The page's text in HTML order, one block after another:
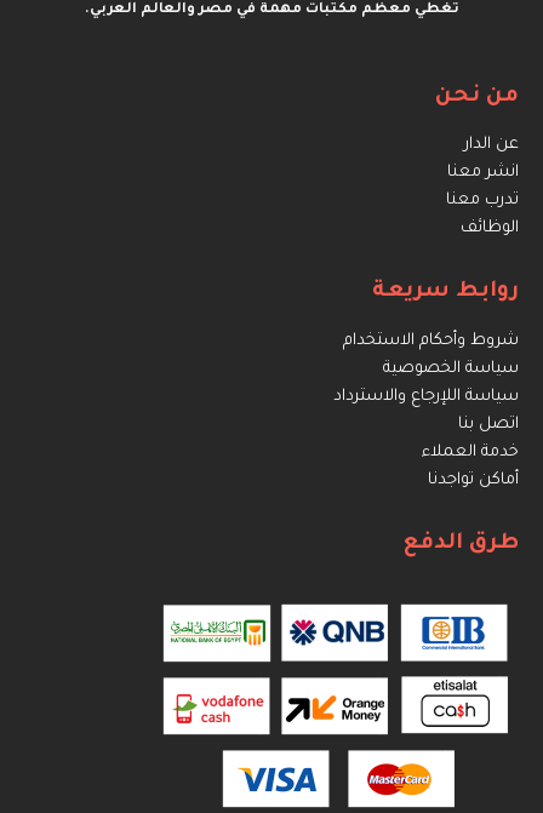
تغطي معظم مكتبات مهمة في مصر والعالم العربي.
من نحن
عن الدار
انشر معنا
تدرب معنا
الوظائف
روابط سريعة
شروط وأحكام الاستخدام
سياسة الخصوصية
سياسة اللإرجاع والاسترداد
اتصل بنا
خدمة العملاء
أماكن تواجدنا
طرق الدفع